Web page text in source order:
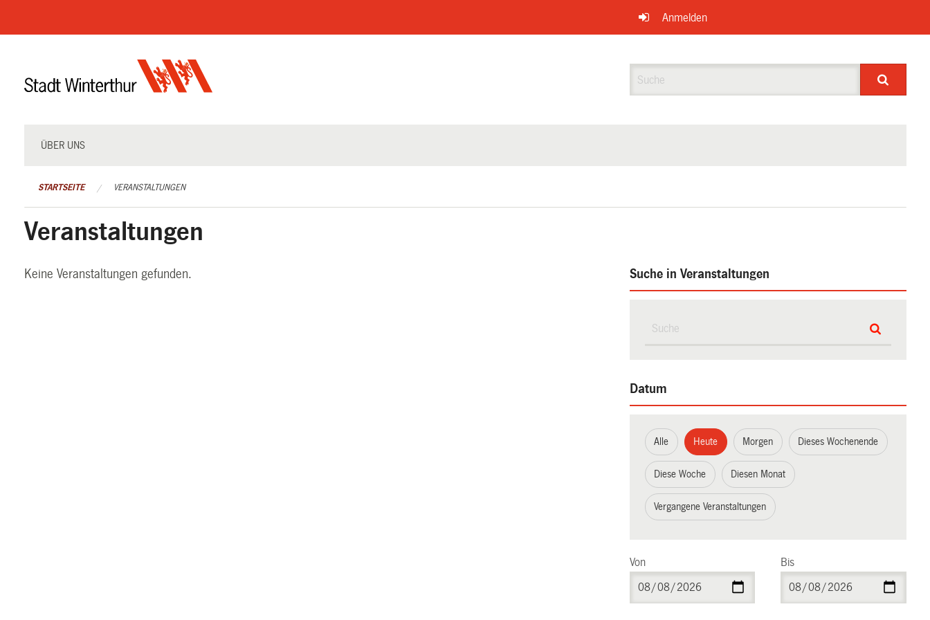
überspringen
Anmelden
ÜBER UNS
STARTSEITE VERANSTALTUNGEN
Veranstaltungen
Keine Veranstaltungen gefunden. Suche in Veranstaltungen
Datum
Alle Heute Morgen Dieses Wochenende
Diese Woche Diesen Monat
Vergangene Veranstaltungen
Von Bis